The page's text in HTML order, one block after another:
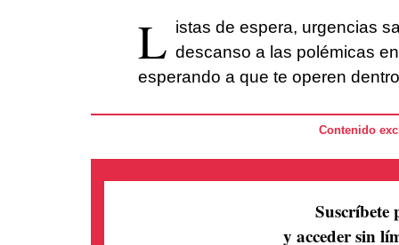
L istas de espera, urgencias
descanso a las polémicas
esperando a que te operen
Contenido
Suscríbete
y acceder sin